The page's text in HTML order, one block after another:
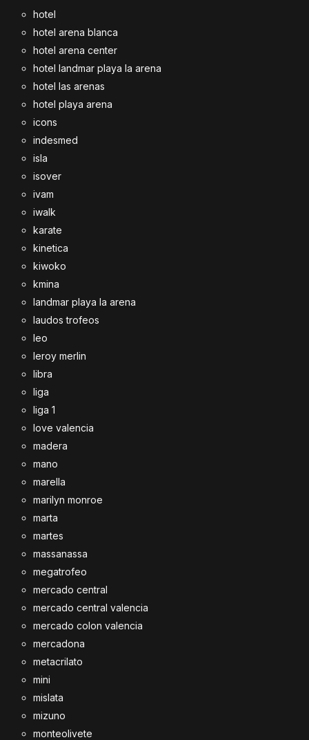
hotel
hotel arena blanca
hotel arena center
hotel landmar playa la arena
hotel las arenas
hotel playa arena
icons
indesmed
isla
isover
ivam
iwalk
karate
kinetica
kiwoko
kmina
landmar playa la arena
laudos trofeos
leo
leroy merlin
libra
liga
liga 1
love valencia
madera
mano
marella
marilyn monroe
marta
martes
massanassa
megatrofeo
mercado central
mercado central valencia
mercado colon valencia
mercadona
metacrilato
mini
mislata
mizuno
monteolivete